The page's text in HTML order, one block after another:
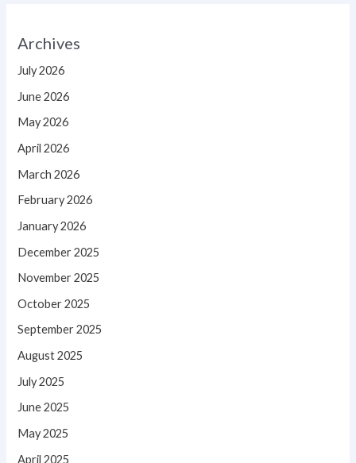
Archives
July 2026
June 2026
May 2026
April 2026
March 2026
February 2026
January 2026
December 2025
November 2025
October 2025
September 2025
August 2025
July 2025
June 2025
May 2025
April 2025